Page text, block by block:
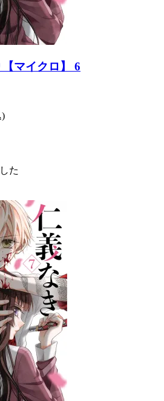
マイクロ】 6
)
た